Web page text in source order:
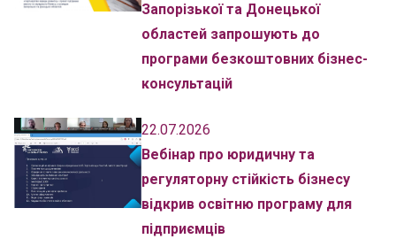
Запорізької та Донецької
областей запрошують до
програми безкоштовних бізнес-
консультацій
22.07.2026
Вебінар про юридичну та
регуляторну стійкість бізнесу
відкрив освітню програму для
підприємців